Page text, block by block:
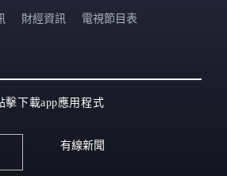
財經資訊 電視節目表
擊下載app應用程式
有線新聞